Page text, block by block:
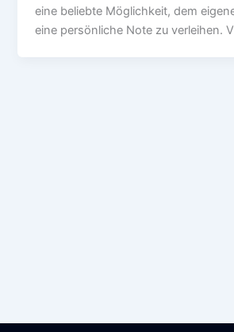
eine beliebte Möglichkeit, dem
eine persönliche Note zu verleihen.